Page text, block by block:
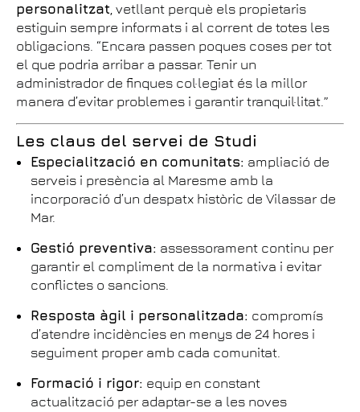
personalitzat , vetllant perquè els propietaris
estiguin sempre informats i al corrent de totes les
obligacions. “Encara passen poques coses per tot
el que podria arribar a passar. Tenir un
administrador de finques col·legiat és la millor
manera d’evitar problemes i garantir tranquil·litat.”
Les claus del servei de Studi
Especialització en comunitats: ampliació de
serveis i presència al Maresme amb la
incorporació d’un despatx històric de Vilassar de
Mar.
Gestió preventiva: assessorament continu per
garantir el compliment de la normativa i evitar
conflictes o sancions.
Resposta àgil i personalitzada: compromís
d’atendre incidències en menys de 24 hores i
seguiment proper amb cada comunitat.
Formació i rigor: equip en constant
actualització per adaptar-se a les noves